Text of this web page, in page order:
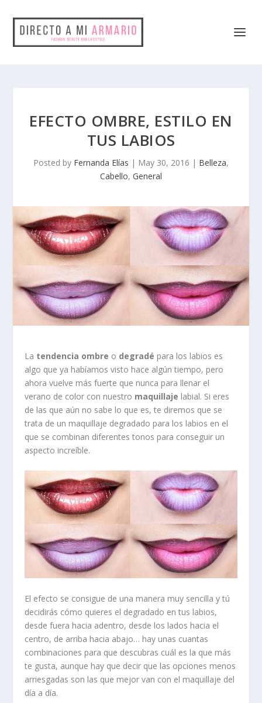
EFECTO OMBRE, ESTILO EN
TUS LABIOS
Posted by Fernanda Elías | May 30, 2016 | Belleza,
Cabello, General
La tendencia ombre o degradé para los labios es
algo que ya habíamos visto hace algún tiempo, pero
ahora vuelve más fuerte que nunca para llenar el
verano de color con nuestro maquillaje labial. Si eres
de las que aún no sabe lo que es, te diremos que se
trata de un maquillaje degradado para los labios en el
que se combinan diferentes tonos para conseguir un
aspecto increíble.
El efecto se consigue de una manera muy sencilla y tú
decidirás cómo quieres el degradado en tus labios,
desde fuera hacia adentro, desde los lados hacia el
centro, de arriba hacia abajo… hay unas cuantas
combinaciones para que descubras cuál es la que más
te gusta, aunque hay que decir que las opciones menos
arriesgadas son las que mejor van con el maquillaje del
día a día.